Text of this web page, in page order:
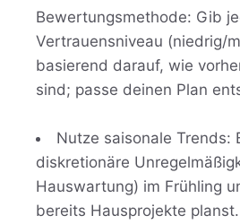
Bewertungsmethode: Gib
Vertrauensniveau (niedrig/
basierend darauf, wie
sind; passe deinen Plan
Nutze saisonale Trends:
diskretionäre
Hauswartung) im Frühling
bereits Hausprojekte planst.